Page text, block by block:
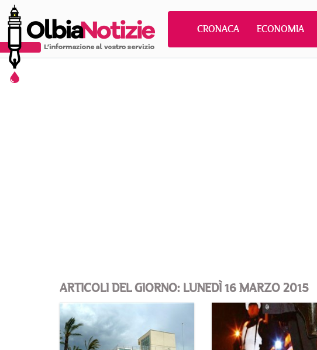
CRONACA ECONOMIA
ARTICOLI DEL GIORNO: LUNEDÌ 16 MARZO 2015